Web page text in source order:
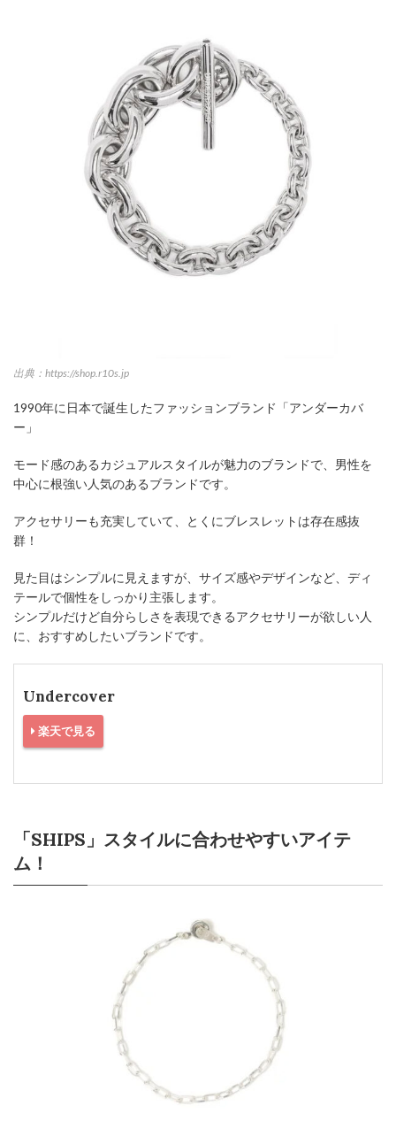
出典：https://shop.r10s.jp
1990年に日本で誕生したファッションブランド「アンダーカバ
ー」
モード感のあるカジュアルスタイルが魅力のブランドで、男性を
中心に根強い人気のあるブランドです。
アクセサリーも充実していて、とくにブレスレットは存在感抜
群！
見た目はシンプルに見えますが、サイズ感やデザインなど、ディ
テールで個性をしっかり主張します。
シンプルだけど自分らしさを表現できるアクセサリーが欲しい人
に、おすすめしたいブランドです。
Undercover
楽天で見る
「SHIPS」スタイルに合わせやすいアイテ
ム！